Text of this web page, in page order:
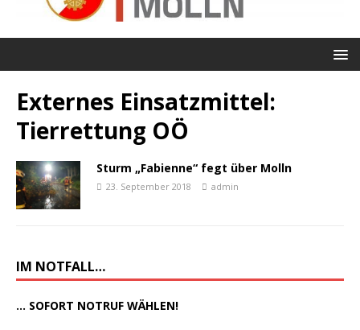
Externes Einsatzmittel:
Tierrettung OÖ
Sturm „Fabienne“ fegt über Molln
23. September 2018 admin
IM NOTFALL…
... SOFORT NOTRUF WÄHLEN!